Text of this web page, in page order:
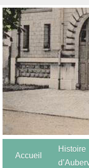
Accueil
Histoire